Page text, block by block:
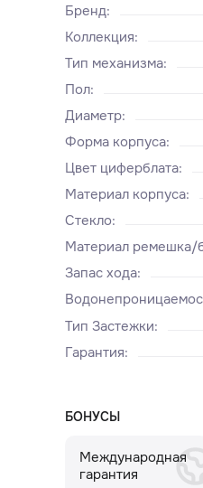
Бренд:
Коллекция:
Тип механизма:
Пол:
Диаметр:
Форма корпуса:
Цвет циферблата:
Материал корпуса:
Стекло:
Материал ремешка/
Запас хода:
Тип Застежки:
Гарантия:
БОНУСЫ
Международная
гарантия